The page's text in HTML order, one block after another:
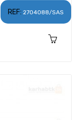
REF: 2704088/SAS